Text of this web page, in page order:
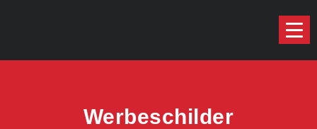
Werbeschilder